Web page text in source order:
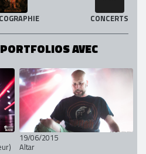
CONCERTS
AVEC
19/06/2015
Altar